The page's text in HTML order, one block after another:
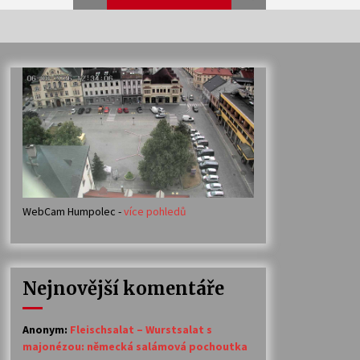
Veselí muzikanti
30. 7. 2026
Votavžatský ploty
23. 7. 2026
14. 7. 2026
30. 6. 2026
WebCam Humpolec -více pohledů
Nejnovější komentáře
Anonym: Fleischsalat – Wurstsalat s
majonézou: německá salámová pochoutka